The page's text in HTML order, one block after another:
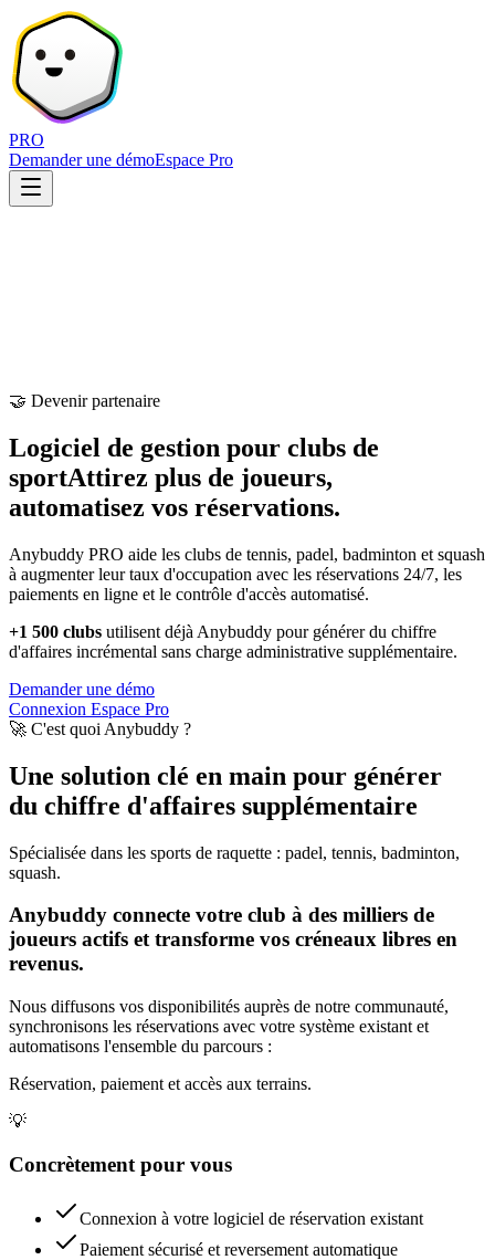
PRO
Demander une démoEspace Pro
🤝 Devenir partenaire
Logiciel de gestion pour clubs de
sportAttirez plus de joueurs,
automatisez vos réservations.
Anybuddy PRO aide les clubs de tennis, padel, badminton et squash
à augmenter leur taux d'occupation avec les réservations 24/7, les
paiements en ligne et le contrôle d'accès automatisé.
+1 500 clubs utilisent déjà Anybuddy pour générer du chiffre
d'affaires incrémental sans charge administrative supplémentaire.
Demander une démo
Connexion Espace Pro
🚀 C'est quoi Anybuddy ?
Une solution clé en main pour générer
du chiffre d'affaires supplémentaire
Spécialisée dans les sports de raquette : padel, tennis, badminton,
squash.
Anybuddy connecte votre club à des milliers de
joueurs actifs et transforme vos créneaux libres en
revenus.
Nous diffusons vos disponibilités auprès de notre communauté,
synchronisons les réservations avec votre système existant et
automatisons l'ensemble du parcours :
Réservation, paiement et accès aux terrains.
💡
Concrètement pour vous
Connexion à votre logiciel de réservation existant
Paiement sécurisé et reversement automatique